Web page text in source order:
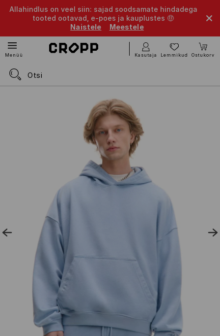
Allahindlus on veel siin: sajad soodsamate hindadega
tooted ootavad, e-poes ja kauplustes 🤑
Naistele
Meestele
Menüü Kasutaja Lemmikud Ostukorv